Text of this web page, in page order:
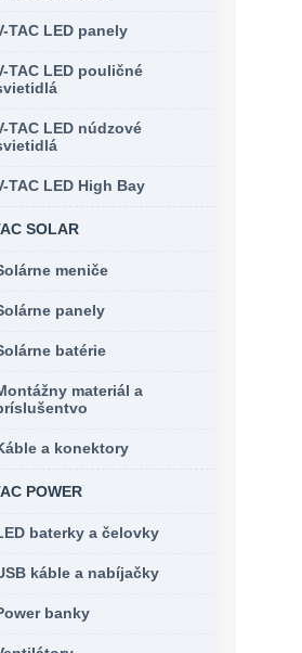
TAC LED panely
TAC LED pouličné
TAC LED núdzové
TAC LED High Bay
SOLAR
meniče
panely
batérie
materiál a
a konektory
POWER
baterky a čelovky
káble a nabíjačky
banky